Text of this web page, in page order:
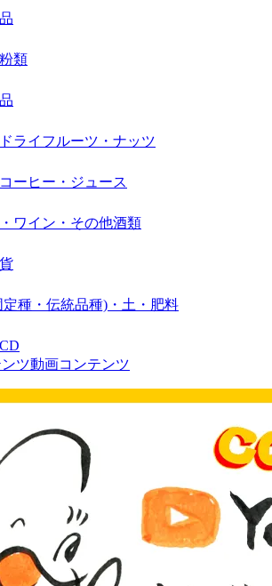
類
ライフルーツ・ナッツ
ーヒー・ジュース
ワイン・その他酒類
定種・伝統品種)・土・肥料
動画コンテンツ